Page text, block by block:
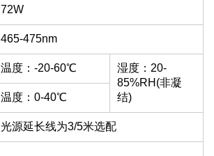
72W
465-475nm
温度：-20-60℃
湿度：20-
85%RH(非凝
结)
温度：0-40℃
光源延长线为3/5米选配